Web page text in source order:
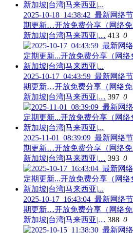
2025-10-18_14:38:42_最新网
期更新…开放免费分享（网络免
新加坡|台湾|马来西亚|… 413 0
2025-10-17_04:43:59_最新网
期更新…开放免费分享（网络免
新加坡|台湾|马来西亚|… 397 0
2025-11-01_08:39:09_最新网
期更新…开放免费分享（网络免
新加坡|台湾|马来西亚|… 393 0
2025-10-17_16:43:04_最新网
期更新…开放免费分享（网络免
新加坡|台湾|马来西亚|… 388 0